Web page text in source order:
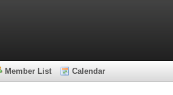
Member List Calendar